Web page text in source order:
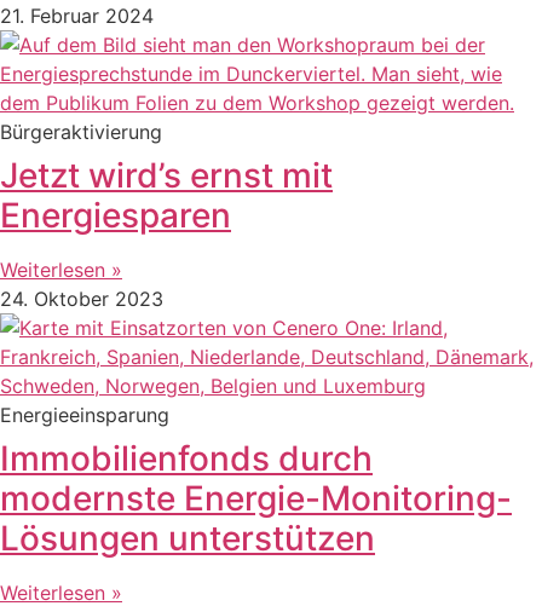
21. Februar 2024
Bürgeraktivierung
Jetzt wird’s ernst mit
Energiesparen
Weiterlesen »
24. Oktober 2023
Energieeinsparung
Immobilienfonds durch
modernste Energie-Monitoring-
Lösungen unterstützen
Weiterlesen »